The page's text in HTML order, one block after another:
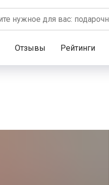
Отзывы Рейтинги